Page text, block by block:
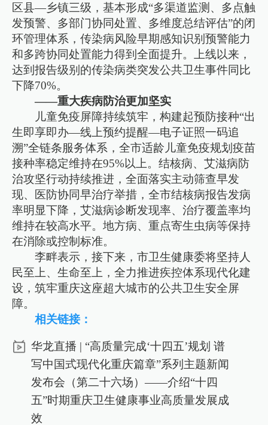
区县—乡镇三级，基本形成“多渠道监测、多点触
发预警、多部门协同处置、多维度总结评估”的闭
环管理体系，传染病风险早期感知识别预警能力
和多跨协同处置能力得到全面提升。上线以来，
达到报告级别的传染病类突发公共卫生事件同比
下降70%。
——重大疾病防治更加坚实
儿童免疫屏障持续筑牢，构建起预防接种“出
生即享即办—线上预约提醒—电子证照一码追
溯”全链条服务体系，全市适龄儿童免疫规划疫苗
接种率稳定维持在95%以上。结核病、艾滋病防
治攻坚行动持续推进，全面落实主动筛查早发
现、医防协同早治疗举措，全市结核病报告发病
率明显下降，艾滋病诊断发现率、治疗覆盖率均
维持在较高水平。地方病、重点寄生虫病等保持
在消除或控制标准。
李畔表示，接下来，市卫生健康委将坚持人
民至上、生命至上，全力推进疾控体系现代化建
设，筑牢重庆这座超大城市的公共卫生安全屏
障。
相关链接：
华龙直播 | “高质量完成‘十四五’规划 谱
写中国式现代化重庆篇章”系列主题新闻
发布会（第二十六场）——介绍“十四
五”时期重庆卫生健康事业高质量发展成
效